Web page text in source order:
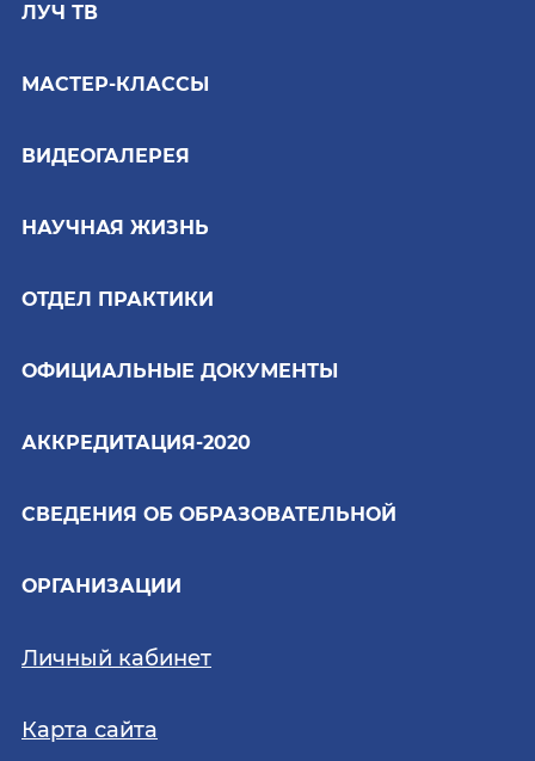
ЛУЧ ТВ
МАСТЕР-КЛАССЫ
ВИДЕОГАЛЕРЕЯ
НАУЧНАЯ ЖИЗНЬ
ОТДЕЛ ПРАКТИКИ
ОФИЦИАЛЬНЫЕ ДОКУМЕНТЫ
АККРЕДИТАЦИЯ-2020
СВЕДЕНИЯ ОБ ОБРАЗОВАТЕЛЬНОЙ
ОРГАНИЗАЦИИ
Личный кабинет
Карта сайта